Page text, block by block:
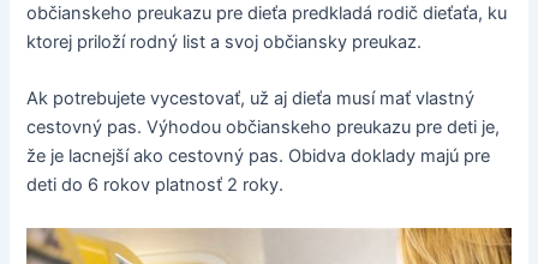
občianskeho preukazu pre dieťa predkladá rodič dieťaťa, ku
ktorej priloží rodný list a svoj občiansky preukaz.
Ak potrebujete vycestovať, už aj dieťa musí mať vlastný
cestovný pas. Výhodou občianskeho preukazu pre deti je,
že je lacnejší ako cestovný pas. Obidva doklady majú pre
deti do 6 rokov platnosť 2 roky.